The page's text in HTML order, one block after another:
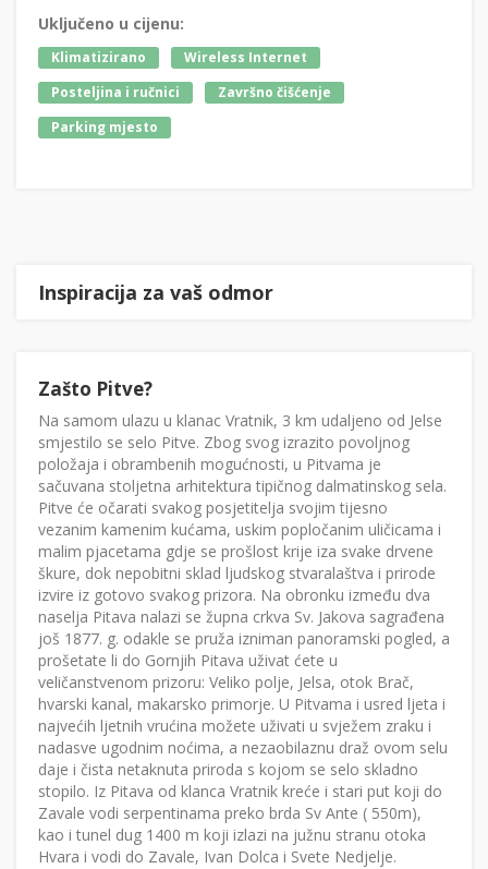
Uključeno u cijenu:
Klimatizirano
Wireless Internet
Posteljina i ručnici
Završno čišćenje
Parking mjesto
Inspiracija za vaš odmor
Zašto Pitve?
Na samom ulazu u klanac Vratnik, 3 km udaljeno od Jelse
smjestilo se selo Pitve. Zbog svog izrazito povoljnog
položaja i obrambenih mogućnosti, u Pitvama je
sačuvana stoljetna arhitektura tipičnog dalmatinskog sela.
Pitve će očarati svakog posjetitelja svojim tijesno
vezanim kamenim kućama, uskim popločanim uličicama i
malim pjacetama gdje se prošlost krije iza svake drvene
škure, dok nepobitni sklad ljudskog stvaralaštva i prirode
izvire iz gotovo svakog prizora. Na obronku između dva
naselja Pitava nalazi se župna crkva Sv. Jakova sagrađena
još 1877. g. odakle se pruža izniman panoramski pogled, a
prošetate li do Gornjih Pitava uživat ćete u
veličanstvenom prizoru: Veliko polje, Jelsa, otok Brač,
hvarski kanal, makarsko primorje. U Pitvama i usred ljeta i
najvećih ljetnih vrućina možete uživati u svježem zraku i
nadasve ugodnim noćima, a nezaobilaznu draž ovom selu
daje i čista netaknuta priroda s kojom se selo skladno
stopilo. Iz Pitava od klanca Vratnik kreće i stari put koji do
Zavale vodi serpentinama preko brda Sv Ante ( 550m),
kao i tunel dug 1400 m koji izlazi na južnu stranu otoka
Hvara i vodi do Zavale, Ivan Dolca i Svete Nedjelje.